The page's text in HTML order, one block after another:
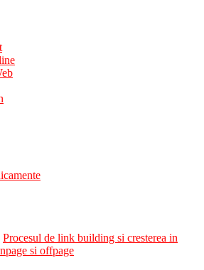
Procesul de link building si cresterea in
si offpage